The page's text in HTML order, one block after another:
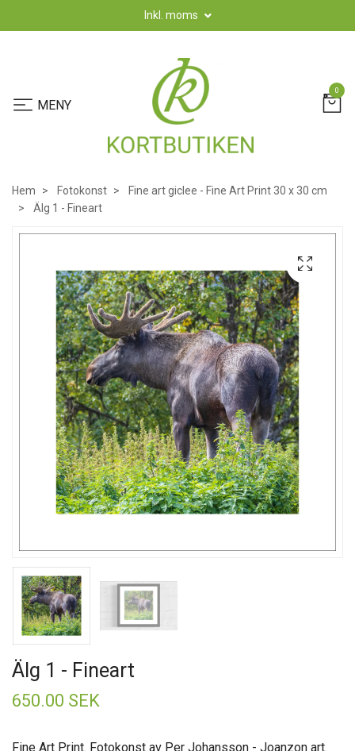
Inkl. moms
0
Hem Fotokonst
Fine art giclee - Fine Art Print 30 x 30 cm
Älg 1 - Fineart
Älg 1 - Fineart
650.00 SEK
Fine Art Print. Fotokonst av Per Johansson - Joanzon art.